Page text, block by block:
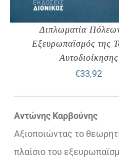
Διπλωματία
Εξευρωπαϊσμός της
Αυτοδιοίκησης
€33,92
Αντώνης Καρβούνης
Αξιοποιώντας το
πλαίσιο του